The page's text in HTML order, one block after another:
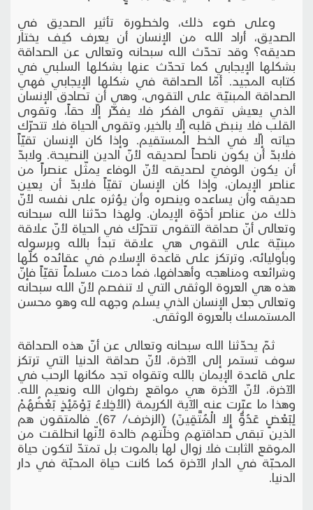
وعلى ضوء ذلك، ولخطورة تأثير الصديق في
الصديق، أراد الله من الإنسان أن يعرف كيف يختار
صديقه؟ وقد تحدّث الله سبحانه وتعالى عن الصداقة
بشكلها الإيجابي كما تحدّث عنها بشكلها السلبي في
كتابه المجيد. أمّا الصداقة في شكلها الإيجابي فهي
الصداقة المبنيّة على التقوى، وهي أن تصادق الإنسان
الذي يعيش تقوى الفكر فلا يفكّر إلّا حقاً، وتقوى
القلب فلا ينبض قلبه إلّا بالخير، وتقوى الحياة فلا تتحرّك
حياته إلّا في الخط المستقيم. وإذا كان الإنسان تقيّاً
فلابدّ أن يكون ناصحاً لصديقه لأنّ الدين النصيحة. ولابدّ
أن يكون الوفيّ لصديقه لأنّ الوفاء يمثّل عنصراً من
عناصر الإيمان، وإذا كان الإنسان تقيّاً فلابدّ أن يعين
صديقه وأن يساعده وينصره وأن يؤثره على نفسه لأنّ
ذلك من عناصر أخوّة الإيمان. ولهذا حدّثنا الله سبحانه
وتعالى أنّ صداقة التقوى تتحرّك في الحياة لأنّ علاقة
مبنيّة على التقوى هي علاقة تبدأ بالله وبرسوله
وبأوليائه، وترتكز على قاعدة الإسلام في عقائده كلّها
وشرائعه ومناهجه وأهدافها، فما دمت مسلماً تقيّاً فإنّ
هذه هي العروة الوثقى التي لا تنفصم لأنّ الله سبحانه
وتعالى جعل الإنسان الذي يسلم وجهه لله وهو محسن
المستمسك بالعروة الوثقى.
ثمّ يحدّثنا الله سبحانه وتعالى عن أنّ هذه الصداقة
سوف تستمر إلى الآخرة، لأنّ صداقة الدنيا التي ترتكز
على قاعدة الإيمان بالله وتقواه تجد مكانها الرحب في
الآخرة، لأنّ الآخرة هي مواقع رضوان الله ونعيم الله.
وهذا ما عبّرت عنه الآية الكريمة (الأخِلاءُ يَوْمَئِذٍ بَعْضُهُمْ
لِبَعْضٍ عَدُوٌّ إِلا الْمُتَّقِينَ) (الزخرف/ 67). فالمتقون هم
الذين تبقى صداقتهم وخلّتهم خالدة لأنّها انطلقت من
الموقع الثابت فلا زوال لها بالموت بل تمتدّ لتكون حياة
المحبّة في الدار الآخرة كما كانت حياة المحبّة في دار
الدنيا.